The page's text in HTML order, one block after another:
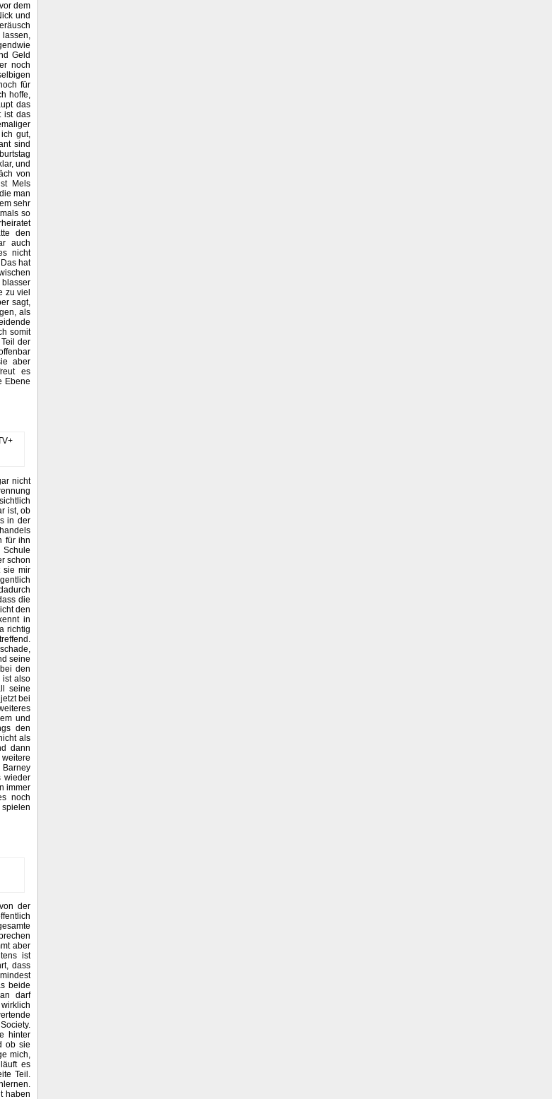
dem
und
Geld
noch
für
hoffe,
das
ist das
gut,
sind
und
von
Mels
man
sehr
so
den
auch
nicht
hat
zu viel
sagt,
als
somit
der
aber
es
Ebene
nicht
ist, ob
in der
für ihn
schon
sie mir
die
den
in
richtig
seine
den
ist also
seine
bei
und
den
als
dann
wieder
immer
noch
der
aber
ist
dass
beide
darf
hinter
ob sie
mich,
es
Teil.
haben